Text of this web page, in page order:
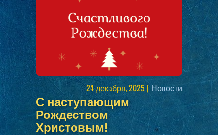
24 декабря, 2025 Новости
С наступающим
Рождеством
Христовым!